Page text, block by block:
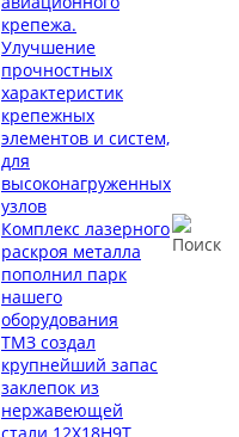
крепежа.
Улучшение
прочностных
характеристик
крепежных
элементов и систем,
для
высоконагруженных
узлов
Комплекс лазерного
раскроя металла
пополнил парк
нашего
оборудования
ТМЗ создал
крупнейший запас
заклепок из
нержавеющей